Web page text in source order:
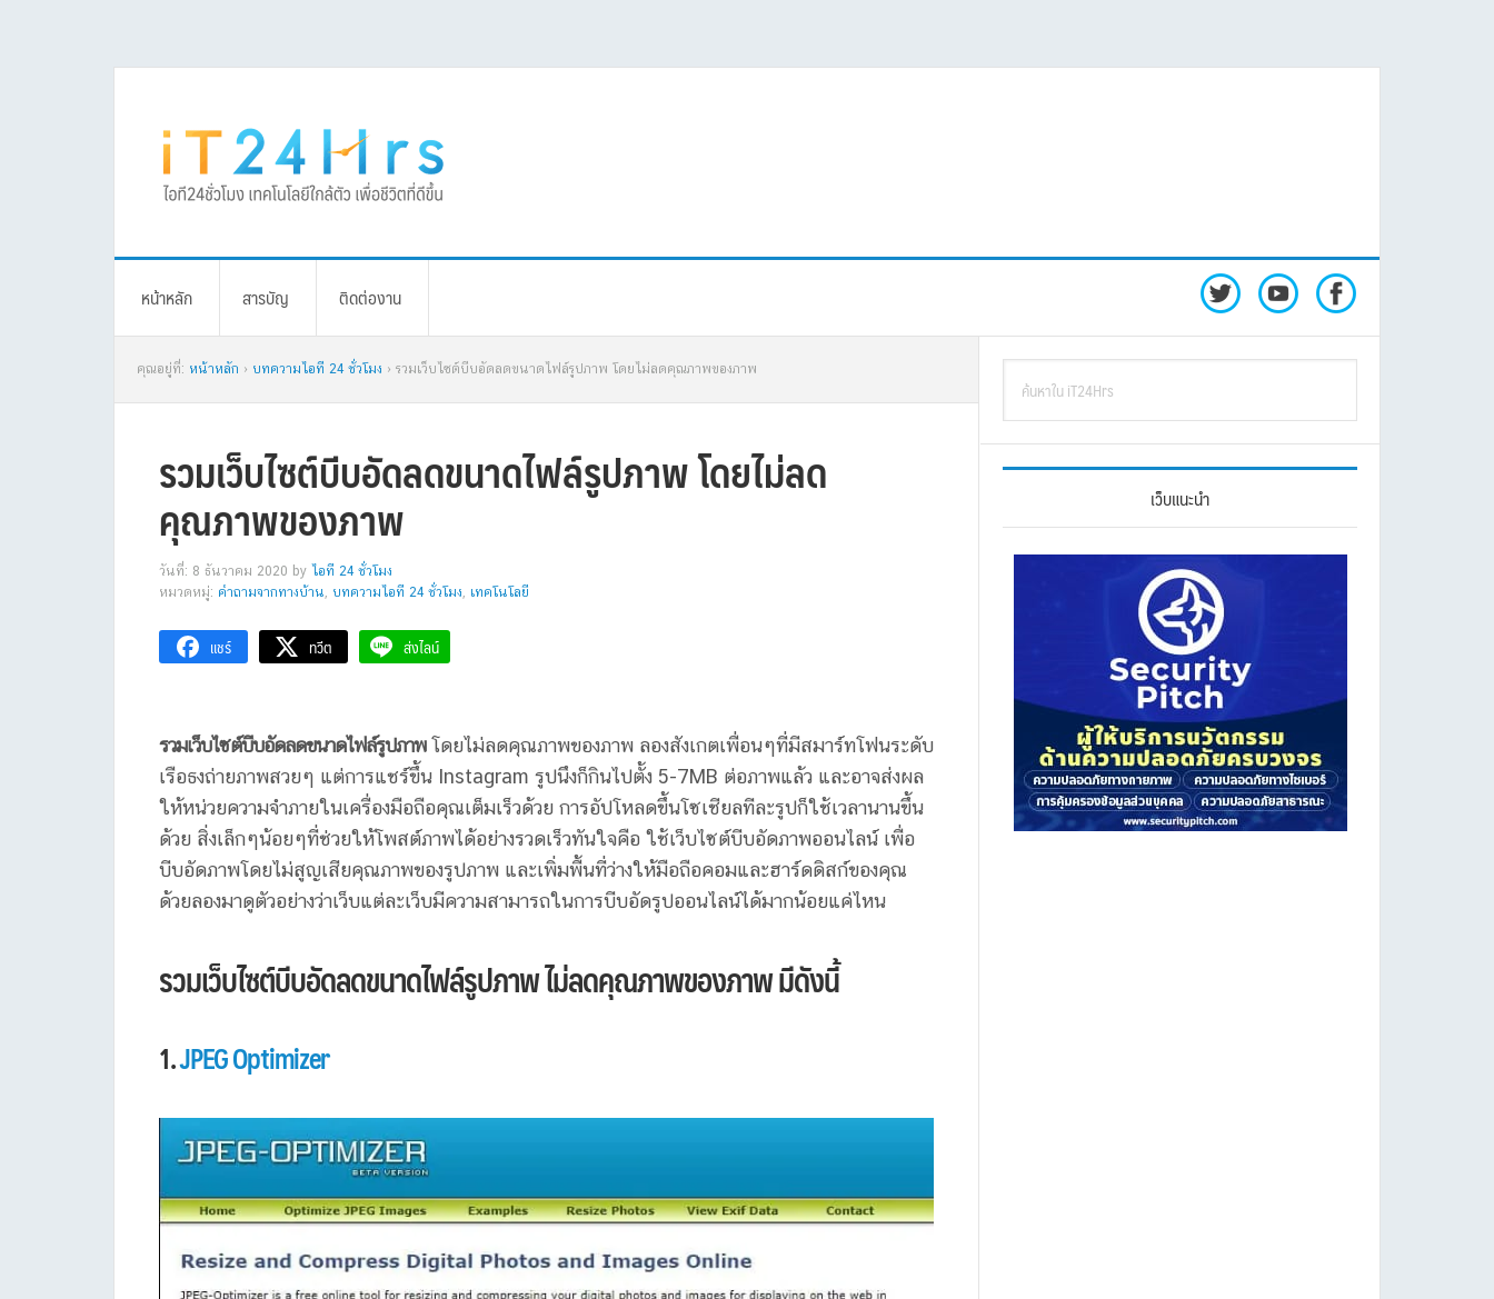
หน้าหลัก สารบัญ ติดต่องาน
คุณอยู่ที่: หน้าหลัก › บทความไอที 24 ชั่วโมง › รวมเว็บไซต์บีบอัดลดขนาดไฟล์รูปภาพ โดยไม่ลดคุณภาพของภาพ
รวมเว็บไซต์บีบอัดลดขนาดไฟล์รูปภาพ โดยไม่ลด
คุณภาพของภาพ
วันที่: 8 ธันวาคม 2020 by ไอที 24 ชั่วโมง
หมวดหมู่: คำถามจากทางบ้าน, บทความไอที 24 ชั่วโมง, เทคโนโลยี
แชร์ ทวีต ส่งไลน์
รวมเว็บไซต์บีบอัดลดขนาดไฟล์รูปภาพโดยไม่ลดคุณภาพของภาพ ลองสังเกตเพื่อนๆที่มีสมาร์ทโฟนระดับ
เรือธงถ่ายภาพสวยๆ แต่การแชร์ขึ้น Instagram รูปนึงก็กินไปตั้ง 5-7MB ต่อภาพแล้ว และอาจส่งผล
ให้หน่วยความจำภายในเครื่องมือถือคุณเต็มเร็วด้วย การอัปโหลดขึ้นโซเชียลทีละรูปก็ใช้เวลานานขึ้น
ด้วย สิ่งเล็กๆน้อยๆที่ช่วยให้โพสต์ภาพได้อย่างรวดเร็วทันใจคือ ใช้เว็บไซต์บีบอัดภาพออนไลน์ เพื่อ
บีบอัดภาพโดยไม่สูญเสียคุณภาพของรูปภาพ และเพิ่มพื้นที่ว่างให้มือถือคอมและฮาร์ดดิสก์ของคุณ
ด้วยลองมาดูตัวอย่างว่าเว็บแต่ละเว็บมีความสามารถในการบีบอัดรูปออนไลน์ได้มากน้อยแค่ไหน
รวมเว็บไซต์บีบอัดลดขนาดไฟล์รูปภาพ ไม่ลดคุณภาพของภาพ มีดังนี้
1.JPEG Optimizer
Primary
Sidebar
iT24Hrs
เว็บแนะนำ